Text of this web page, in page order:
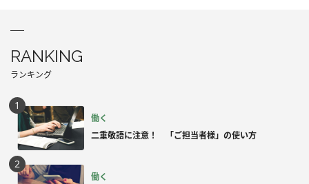
RANKING
ランキング
働く
二重敬語に注意！ 「ご担当者様」の使い方
働く